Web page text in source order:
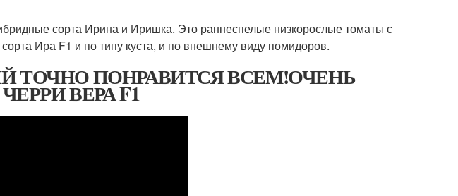
сорта Ирина и Иришка. Это раннеспелые низкорослые томаты с
Ира F1 и по типу куста, и по внешнему виду помидоров.
ТОЧНО ПОНРАВИТСЯ ВСЕМ!ОЧЕНЬ
ВЕРА F1